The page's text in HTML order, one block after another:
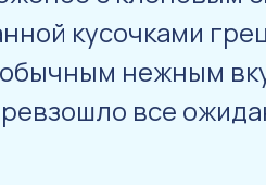
кусочками
нежным
все